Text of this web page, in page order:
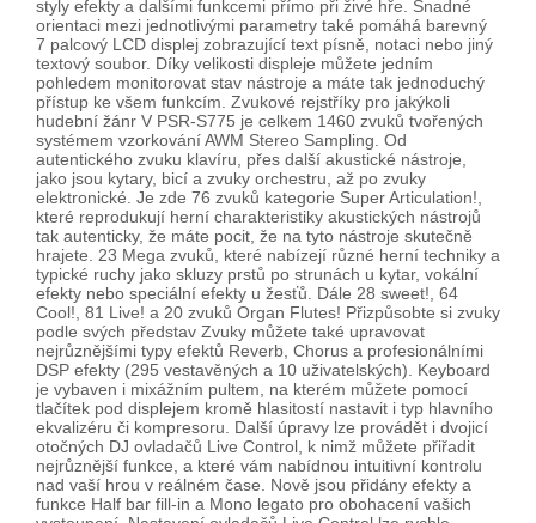
styly efekty a dalšími funkcemi přímo při živé hře. Snadné
orientaci mezi jednotlivými parametry také pomáhá barevný
7 palcový LCD displej zobrazující text písně, notaci nebo jiný
textový soubor. Díky velikosti displeje můžete jedním
pohledem monitorovat stav nástroje a máte tak jednoduchý
přístup ke všem funkcím. Zvukové rejstříky pro jakýkoli
hudební žánr V PSR-S775 je celkem 1460 zvuků tvořených
systémem vzorkování AWM Stereo Sampling. Od
autentického zvuku klavíru, přes další akustické nástroje,
jako jsou kytary, bicí a zvuky orchestru, až po zvuky
elektronické. Je zde 76 zvuků kategorie Super Articulation!,
které reprodukují herní charakteristiky akustických nástrojů
tak autenticky, že máte pocit, že na tyto nástroje skutečně
hrajete. 23 Mega zvuků, které nabízejí různé herní techniky a
typické ruchy jako skluzy prstů po strunách u kytar, vokální
efekty nebo speciální efekty u žesťů. Dále 28 sweet!, 64
Cool!, 81 Live! a 20 zvuků Organ Flutes! Přizpůsobte si zvuky
podle svých představ Zvuky můžete také upravovat
nejrůznějšími typy efektů Reverb, Chorus a profesionálními
DSP efekty (295 vestavěných a 10 uživatelských). Keyboard
je vybaven i mixážním pultem, na kterém můžete pomocí
tlačítek pod displejem kromě hlasitostí nastavit i typ hlavního
ekvalizéru či kompresoru. Další úpravy lze provádět i dvojicí
otočných DJ ovladačů Live Control, k nimž můžete přiřadit
nejrůznější funkce, a které vám nabídnou intuitivní kontrolu
nad vaší hrou v reálném čase. Nově jsou přidány efekty a
funkce Half bar fill-in a Mono legato pro obohacení vašich